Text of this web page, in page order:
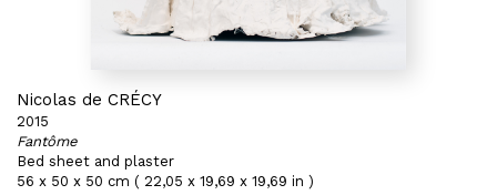
Nicolas de CRÉCY
2015
Fantôme
Bed sheet and plaster
56 x 50 x 50 cm ( 22,05 x 19,69 x 19,69 in )